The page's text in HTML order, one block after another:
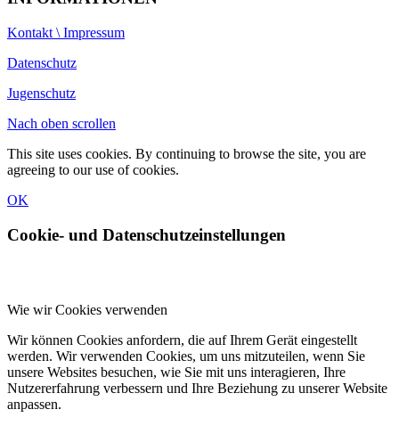
Kontakt \ Impressum
Datenschutz
Jugenschutz
Nach oben scrollen
This site uses cookies. By continuing to browse the site, you are
agreeing to our use of cookies.
OK
Cookie- und Datenschutzeinstellungen
Wie wir Cookies verwenden
Wir können Cookies anfordern, die auf Ihrem Gerät eingestellt
werden. Wir verwenden Cookies, um uns mitzuteilen, wenn Sie
unsere Websites besuchen, wie Sie mit uns interagieren, Ihre
Nutzererfahrung verbessern und Ihre Beziehung zu unserer Website
anpassen.